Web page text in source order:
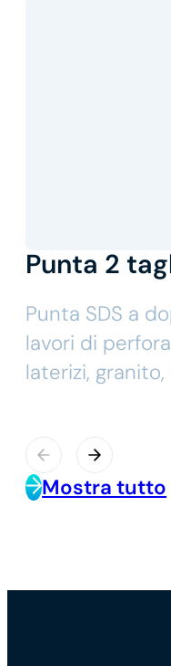
Punta 2
Punta SDS a
lavori di
laterizi,
Mostra tutto